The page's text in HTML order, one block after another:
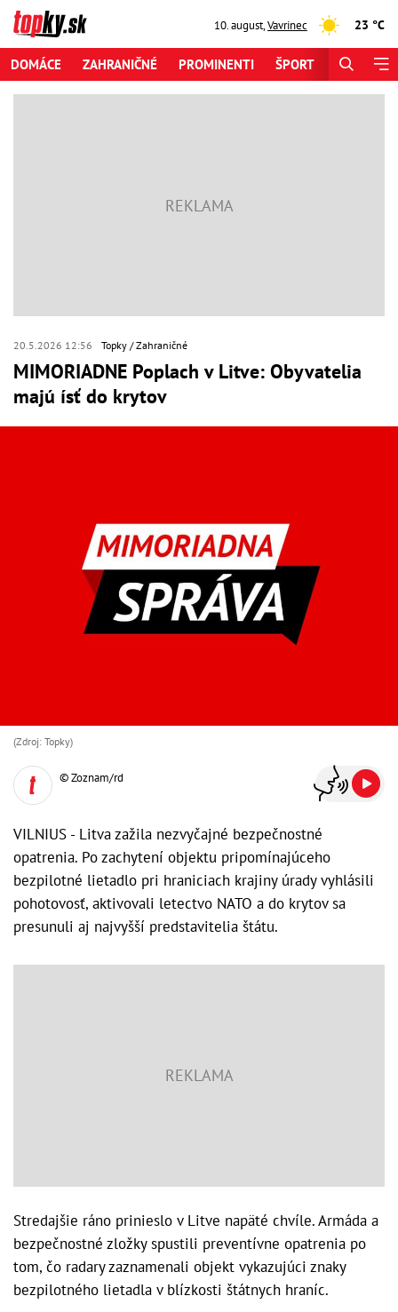
10. august,Vavrinec 23 °C
DOMÁCE ZAHRANIČNÉ PROMINENTI ŠPORT
20.5.2026 12:56 Topky Zahraničné
MIMORIADNE Poplach v Litve: Obyvatelia
majú ísť do krytov
(Zdroj: Topky)
© Zoznam/rd
VILNIUS - Litva zažila nezvyčajné bezpečnostné
opatrenia. Po zachytení objektu pripomínajúceho
bezpilotné lietadlo pri hraniciach krajiny úrady vyhlásili
pohotovosť, aktivovali letectvo NATO a do krytov sa
presunuli aj najvyšší predstavitelia štátu.
Stredajšie ráno prinieslo v Litve napäté chvíle. Armáda a
bezpečnostné zložky spustili preventívne opatrenia po
tom, čo radary zaznamenali objekt vykazujúci znaky
bezpilotného lietadla v blízkosti štátnych hraníc.